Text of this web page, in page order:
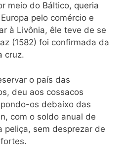
meio do Báltico, queria
pelo comércio e
à Livônia, êle teve de se
(1582) foi confirmada da
cruz.
o país das
deu aos cossacos
os debaixo das
com o soldo anual de
peliça, sem desprezar de